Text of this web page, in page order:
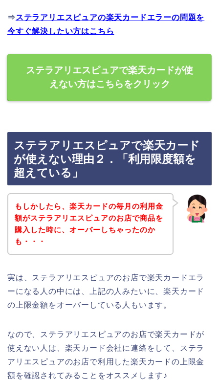
⇒ ステラアリエスピュアの楽天カードエラーの問題を
今すぐ解決したい方はこちら
ステラアリエスピュアで楽天カードが使
えない方はこちらをクリック
ステラアリエスピュアで楽天カード
が使えない理由２．「利用限度額を
超えている」
もしかしたら、楽天カードの毎月の利用金
額がステラアリエスピュアのお店で商品を
購入した時に、オーバーしちゃったのか
も・・・
実は、ステラアリエスピュアのお店で楽天カードエラ
ーになる人の中には、上記の人みたいに、楽天カード
の上限金額をオーバーしている人もいます。
なので、ステラアリエスピュアのお店で楽天カードが
使えない人は、楽天カード会社に連絡をして、ステラ
アリエスピュアのお店で利用した楽天カードの上限金
額を確認されてみることをオススメします♪